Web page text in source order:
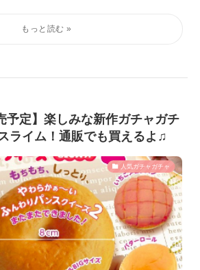
予定】楽しみな新作ガチャガチ
ライム！通販でも買えるよ♫
人気ガチャガチャ